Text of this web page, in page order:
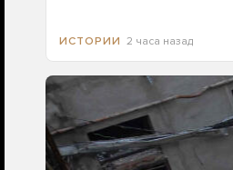
ИСТОРИИ 2 часа назад